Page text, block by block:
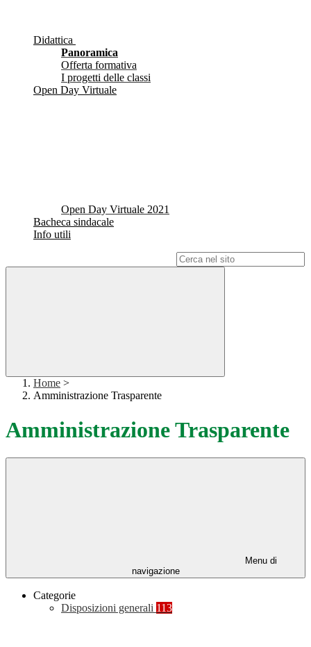
Didattica
Panoramica
Offerta formativa
I progetti delle classi
Open Day Virtuale
Open Day Virtuale 2021
Bacheca sindacale
Info utili
Home >
Amministrazione Trasparente
Amministrazione Trasparente
Menu di
navigazione
Categorie
Disposizioni generali 113